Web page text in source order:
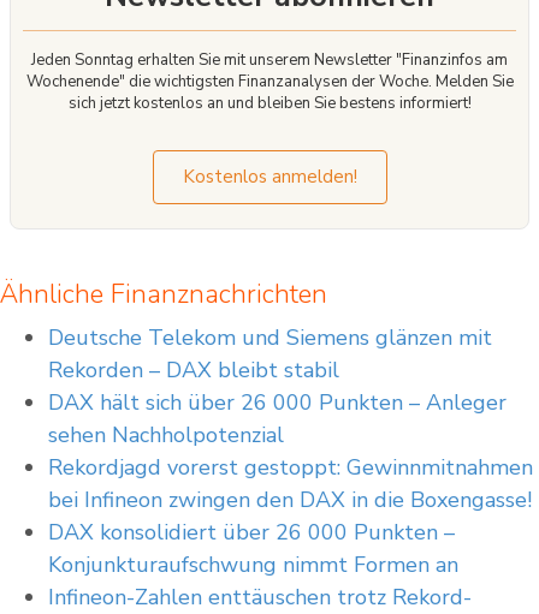
Jeden Sonntag erhalten Sie mit unserem Newsletter "Finanzinfos am
Wochenende" die wichtigsten Finanzanalysen der Woche. Melden Sie
sich jetzt kostenlos an und bleiben Sie bestens informiert!
Kostenlos anmelden!
Ähnliche Finanznachrichten
Deutsche Telekom und Siemens glänzen mit
Rekorden – DAX bleibt stabil
DAX hält sich über 26 000 Punkten – Anleger
sehen Nachholpotenzial
Rekordjagd vorerst gestoppt: Gewinnmitnahmen
bei Infineon zwingen den DAX in die Boxengasse!
DAX konsolidiert über 26 000 Punkten –
Konjunkturaufschwung nimmt Formen an
Infineon-Zahlen enttäuschen trotz Rekord-